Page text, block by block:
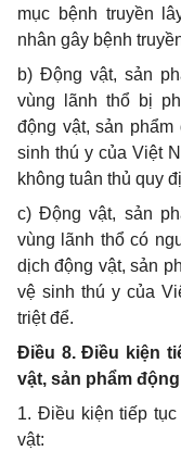
mục bệnh truyền
nhân gây bệnh
b) Động vật, sản
vùng lãnh thổ bị
động vật, sản
sinh thú y của Việt
không tuân thủ quy
c) Động vật, sản
vùng lãnh thổ có
dịch động vật, sản
vệ sinh thú y của
triệt để.
Điều 8. Điều kiện
vật, sản phẩm
1. Điều kiện tiếp tục
vật: